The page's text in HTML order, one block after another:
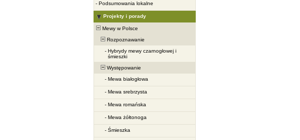
- Podsumowania lokalne
Projekty i porady
Mewy w Polsce
Rozpoznawanie
- Hybrydy mewy czarnogłowej i
śmieszki
Występowanie
- Mewa białogłowa
- Mewa srebrzysta
- Mewa romańska
- Mewa żółtonoga
- Śmieszka